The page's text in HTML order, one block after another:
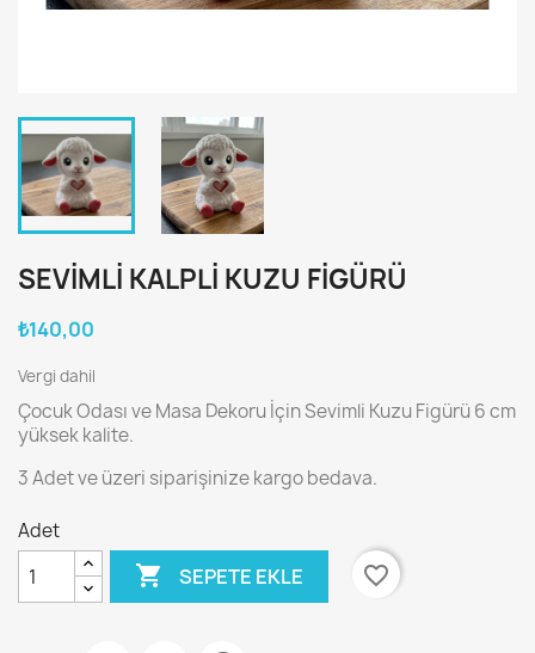
SEVIMLI KALPLI KUZU FIGÜRÜ
₺140,00
Vergi dahil
Çocuk Odası ve Masa Dekoru İçin Sevimli Kuzu Figürü 6 cm
yüksek kalite.
3 Adet ve üzeri siparişinize kargo bedava.
Adet
 SEPETE EKLE favorite_border